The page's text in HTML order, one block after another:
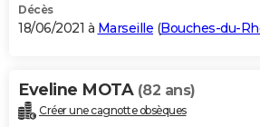
Décès
18/06/2021 à Marseille (Bouches-du-
Eveline MOTA (82 ans)
Créer une cagnotte obsèques